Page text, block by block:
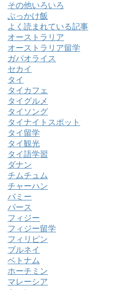
その他いろいろ
ぶっかけ飯
よく読まれている記事
オーストラリア
オーストラリア留学
ガパオライス
セカイ
タイ
タイカフェ
タイグルメ
タイソング
タイナイトスポット
タイ留学
タイ観光
タイ語学習
ダナン
チムチュム
チャーハン
バミー
パース
フィジー
フィジー留学
フィリピン
ブルネイ
ベトナム
ホーチミン
マレーシア